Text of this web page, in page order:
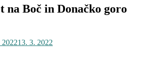
na Boč in Donačko goro
202213. 3. 2022